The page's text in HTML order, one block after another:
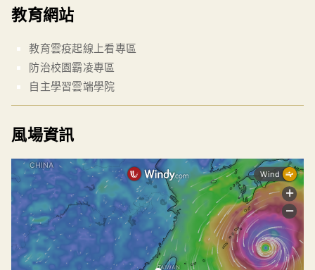
教育網站
教育雲疫起線上看專區
防治校園霸凌專區
自主學習雲端學院
風場資訊